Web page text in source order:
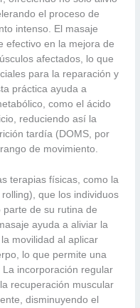
el proceso de
intenso. El masaje
efectivo en la mejora de
afectados, lo que
para la reparación y
práctica ayuda a
como el ácido
reduciendo así la
tardía (DOMS, por
de movimiento.
terapias físicas, como la
que los individuos
de su rutina de
ayuda a aliviar la
movilidad al aplicar
lo que permite una
incorporación regular
recuperación muscular
disminuyendo el